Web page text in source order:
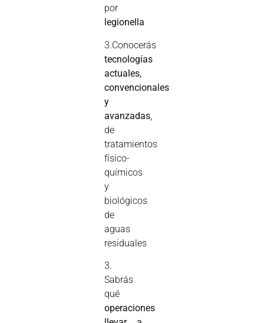
por
legionella
3.Conocerás
tecnologías
actuales,
convencionales
y
avanzadas,
de
tratamientos
físico-
químicos
y
biológicos
de
aguas
residuales
3.
Sabrás
qué
operaciones